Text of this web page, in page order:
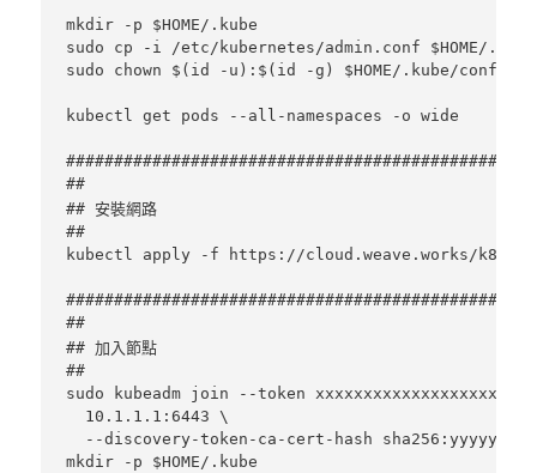
mkdir -p $HOME/.kube
sudo cp -i /etc/kubernetes/admin.conf $HOME/
sudo chown $(id -u):$(id -g) $HOME/.kube/config
kubectl get pods --all-namespaces -o wide
##
## 安裝網路
##
kubectl apply -f https://cloud.weave.works/
##
## 加入節點
##
sudo kubeadm join --token xxxxxxxxxxxxxxxxxxxx \
  10.1.1.1:6443 \
--discovery-token-ca-cert-hash
mkdir -p $HOME/.kube